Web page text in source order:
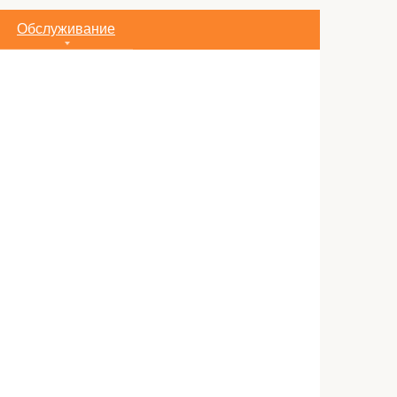
Обслуживание